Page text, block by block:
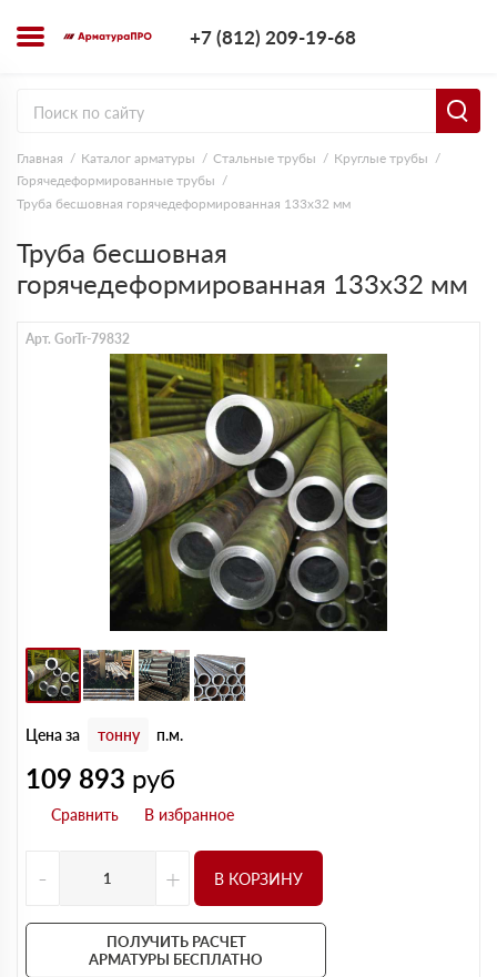
+7 (812) 209-19-68
Главная Каталог арматуры Стальные трубы
Круглые трубы
Горячедеформированные трубы
Труба бесшовная горячедеформированная 133х32 мм
Труба бесшовная
горячедеформированная 133х32 мм
Арт. GorTr-79832
Цена за тонну п.м.
109 893 руб
- + В КОРЗИНУ
ПОЛУЧИТЬ РАСЧЕТ
АРМАТУРЫ БЕСПЛАТНО